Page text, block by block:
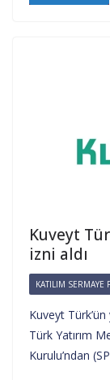
Kuveyt
izni aldı
KATILIM SERMAYE
Kuveyt
Türk Yatırım
Kurulu’ndan